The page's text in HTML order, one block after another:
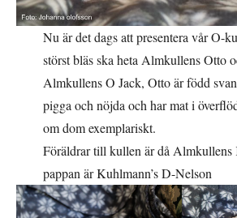
Nu är det dags att presentera vår O-
störst bläs ska heta Almkullens Otto
Almkullens O Jack, Otto är född
pigga och nöjda och har mat i
om dom exemplariskt.
Föräldrar till kullen är då Almkullens
pappan är Kuhlmann’s D-Nelson